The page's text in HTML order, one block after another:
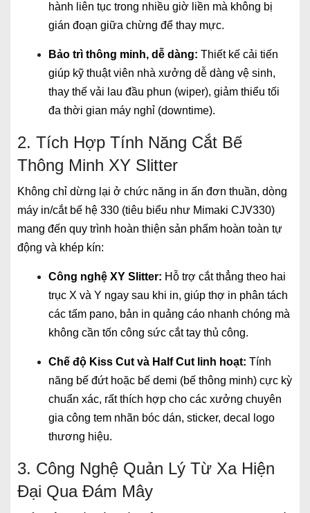
hành liên tục trong nhiều giờ liền mà không bị
gián đoạn giữa chừng để thay mực.
Bảo trì thông minh, dễ dàng: Thiết kế cải tiến
giúp kỹ thuật viên nhà xưởng dễ dàng vệ sinh,
thay thế vải lau đầu phun (wiper), giảm thiểu tối
đa thời gian máy nghỉ (downtime).
2. Tích Hợp Tính Năng Cắt Bế
Thông Minh XY Slitter
Không chỉ dừng lại ở chức năng in ấn đơn thuần, dòng
máy in/cắt bế hệ 330 (tiêu biểu như Mimaki CJV330)
mang đến quy trình hoàn thiện sản phẩm hoàn toàn tự
động và khép kín:
Công nghệ XY Slitter: Hỗ trợ cắt thẳng theo hai
trục X và Y ngay sau khi in, giúp thợ in phân tách
các tấm pano, bản in quảng cáo nhanh chóng mà
không cần tốn công sức cắt tay thủ công.
Chế độ Kiss Cut và Half Cut linh hoạt: Tính
năng bế đứt hoặc bế demi (bế thông minh) cực kỳ
chuẩn xác, rất thích hợp cho các xưởng chuyên
gia công tem nhãn bóc dán, sticker, decal logo
thương hiệu.
3. Công Nghệ Quản Lý Từ Xa Hiện
Đại Qua Đám Mây